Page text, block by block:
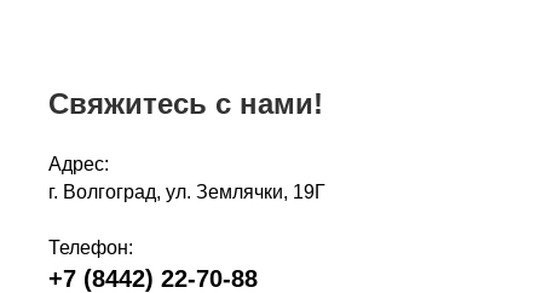
Свяжитесь с нами!
Адрес:
г. Волгоград, ул. Землячки, 19Г
Телефон:
+7 (8442) 22-70-88